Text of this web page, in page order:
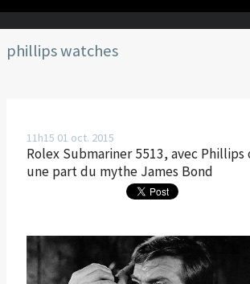
phillips watches
11h15 01 oct. 2015
Rolex Submariner 5513, avec Phillips
une part du mythe James Bond